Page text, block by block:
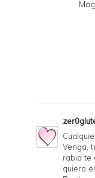
Venga,
rabia te
quiero